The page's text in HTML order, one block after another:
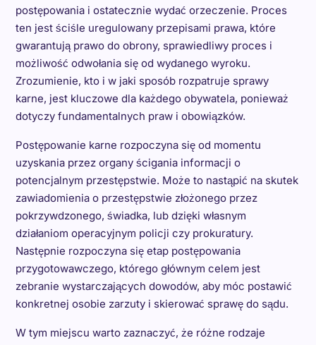
postępowania i ostatecznie wydać orzeczenie. Proces
ten jest ściśle uregulowany przepisami prawa, które
gwarantują prawo do obrony, sprawiedliwy proces i
możliwość odwołania się od wydanego wyroku.
Zrozumienie, kto i w jaki sposób rozpatruje sprawy
karne, jest kluczowe dla każdego obywatela, ponieważ
dotyczy fundamentalnych praw i obowiązków.
Postępowanie karne rozpoczyna się od momentu
uzyskania przez organy ścigania informacji o
potencjalnym przestępstwie. Może to nastąpić na skutek
zawiadomienia o przestępstwie złożonego przez
pokrzywdzonego, świadka, lub dzięki własnym
działaniom operacyjnym policji czy prokuratury.
Następnie rozpoczyna się etap postępowania
przygotowawczego, którego głównym celem jest
zebranie wystarczających dowodów, aby móc postawić
konkretnej osobie zarzuty i skierować sprawę do sądu.
W tym miejscu warto zaznaczyć, że różne rodzaje